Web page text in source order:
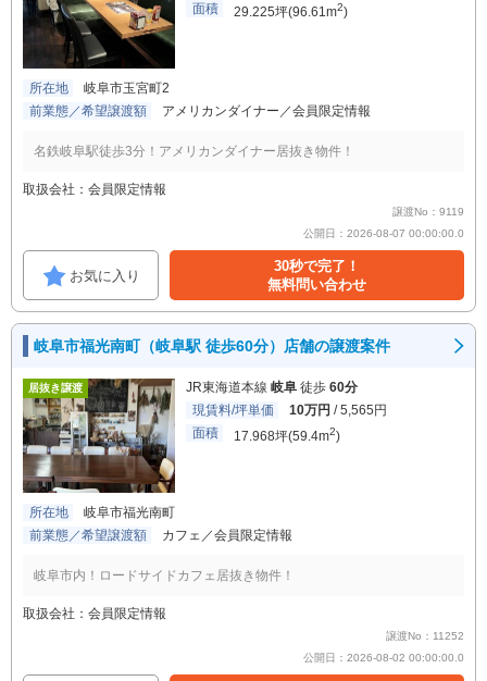
面積
29.225坪(96.61m2)
所在地
岐阜市玉宮町2
前業態／希望譲渡額
アメリカンダイナー／会員限定情報
名鉄岐阜駅徒歩3分！アメリカンダイナー居抜き物件！
取扱会社：会員限定情報
譲渡No：9119
公開日：2026-08-07 00:00:00.0
お気に入り
30秒で完了！
無料問い合わせ
岐阜市福光南町（岐阜駅 徒歩60分）店舗の譲渡案件
居抜き譲渡 JR東海道本線 岐阜 徒歩 60分
現賃料/坪単価
10万円 / 5,565円
面積
17.968坪(59.4m2)
所在地
岐阜市福光南町
前業態／希望譲渡額
カフェ／会員限定情報
岐阜市内！ロードサイドカフェ居抜き物件！
取扱会社：会員限定情報
譲渡No：11252
公開日：2026-08-02 00:00:00.0